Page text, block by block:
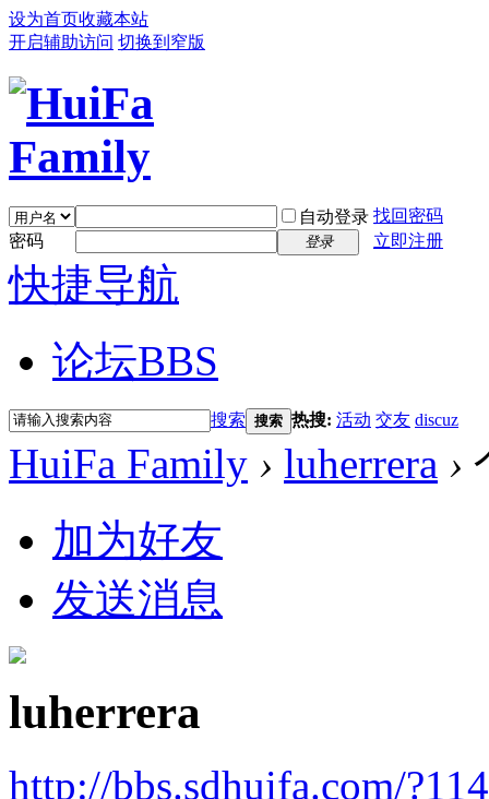
设为首页收藏本站
开启辅助访问 切换到窄版
自动登录 找回密码
密码
登录 立即注册
快捷导航
论坛BBS
搜索 搜索 热搜: 活动 交友 discuz
HuiFa Family › luherrera ›
加为好友
发送消息
luherrera
http://bbs.sdhuifa.com/